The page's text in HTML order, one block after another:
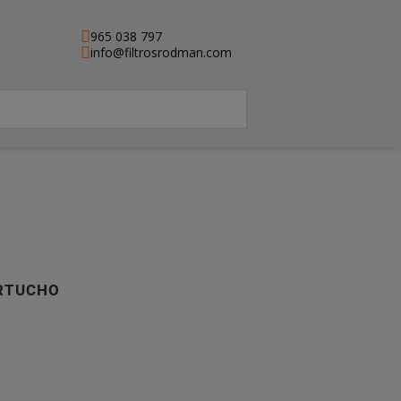
965 038 797
info@filtrosrodman.com